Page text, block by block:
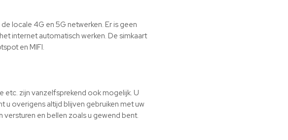
locale 4G en 5G netwerken. Er is geen
internet automatisch werken. De simkaart
en MIFI.
etc. zijn vanzelfsprekend ook mogelijk. U
u overigens altijd blijven gebruiken met uw
en bellen zoals u gewend bent.